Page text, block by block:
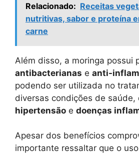
Relacionado: Receitas
nutritivas, sabor e proteína
carne
Além disso, a moringa possui
antibacterianas e anti-
podendo ser utilizada no
diversas condições de saúde,
hipertensão e doenças
Apesar dos benefícios
importante ressaltar que o